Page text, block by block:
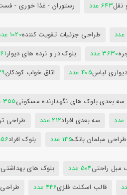
نقل643 عدد رستوران - غذا خوری -
طراحی جزئیات تقویت کننده1020 عدد
3630 عدد بلوک در و نرده های دیوار461
لباس405 عدد اتاق خواب کودکان39
سه بعدی بلوک های نگهدارنده مسکونی355 عدد
سه بعدی افراد212 عدد طراحی
طراحی مبلمان بانک145 عدد بلوک افراد
مبل راحتی504 عدد بلوک های بهداشتی
قالب اسکلت فلزی446 عدد طراحی